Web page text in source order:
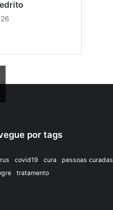
por tags
covid19 cura
pessoas curadas
tratamento